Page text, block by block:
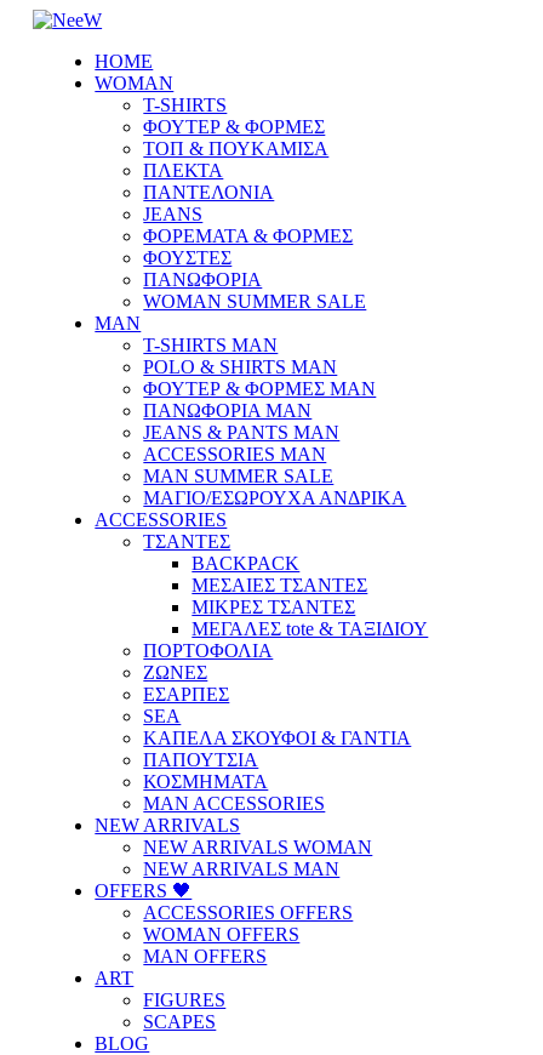
HOME
WOMAN
T-SHIRTS
ΦΟΥΤΕΡ & ΦΟΡΜΕΣ
ΤΟΠ & ΠΟΥΚΑΜΙΣΑ
ΠΛΕΚΤΑ
ΠΑΝΤΕΛΟΝΙΑ
JEANS
ΦΟΡΕΜΑΤΑ & ΦΟΡΜΕΣ
ΦΟΥΣΤΕΣ
ΠΑΝΩΦΟΡΙΑ
WOMAN SUMMER SALE
MAN
T-SHIRTS MAN
POLO & SHIRTS MAN
ΦΟΥΤΕΡ & ΦΟΡΜΕΣ MAN
ΠΑΝΩΦΟΡΙΑ MAN
JEANS & PANTS MAN
ACCESSORIES MAN
MAN SUMMER SALE
ΜΑΓΙΟ/ΕΣΩΡΟΥΧΑ ΑΝΔΡΙΚΑ
ACCESSORIES
ΤΣΑΝΤΕΣ
BACKPACK
ΜΕΣΑΙΕΣ ΤΣΑΝΤΕΣ
ΜΙΚΡΕΣ ΤΣΑΝΤΕΣ
ΜΕΓΑΛΕΣ tote & ΤΑΞΙΔΙΟΥ
ΠΟΡΤΟΦΟΛΙΑ
ΖΩΝΕΣ
ΕΣΑΡΠΕΣ
SEA
ΚΑΠΕΛΑ ΣΚΟΥΦΟΙ & ΓΑΝΤΙΑ
ΠΑΠΟΥΤΣΙΑ
ΚΟΣΜΗΜΑΤΑ
MAN ACCESSORIES
NEW ARRIVALS
NEW ARRIVALS WOMAN
NEW ARRIVALS MAN
OFFERS 🖤
ACCESSORIES OFFERS
WOMAN OFFERS
MAN OFFERS
ART
FIGURES
SCAPES
BLOG